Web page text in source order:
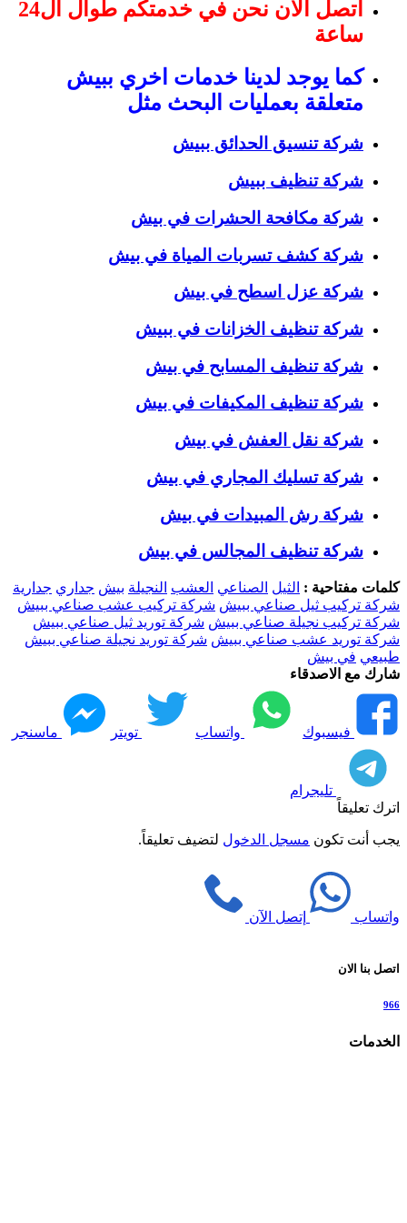
اتصل الان نحن في خدمتكم طوال ال24
ساعة
كما يوجد لدينا خدمات اخري ببيش
متعلقة بعمليات البحث مثل
شركة تنسيق الحدائق ببيش
شركة تنظيف ببيش
شركة مكافحة الحشرات في بيش
شركة كشف تسربات المياة في بيش
شركة عزل اسطح في بيش
شركة تنظيف الخزانات في ببيش
شركة تنظيف المسابح في بيش
شركة تنظيف المكيفات في بيش
شركة نقل العفش في بيش
شركة تسليك المجاري في بيش
شركة رش المبيدات في بيش
شركة تنظيف المجالس في بيش
كلمات مفتاحية : الثيل الصناعي العشب النجيلة بيش جداري جدارية
شركة تركيب ثيل صناعي ببيش شركة تركيب عشب صناعي ببيش
شركة تركيب نجيلة صناعي ببيش شركة توريد ثيل صناعي ببيش
شركة توريد عشب صناعي ببيش شركة توريد نجيلة صناعي ببيش
طبيعي في بيش
شارك مع الاصدقاء
فيسبوك واتساب تويتر ماسنجر
تليجرام
اترك تعليقاً
يجب أنت تكون مسجل الدخول لتضيف تعليقاً.
واتساب إتصل الآن
اتصل بنا الان
966
الخدمات